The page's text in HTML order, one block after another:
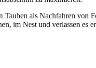
als Nachfahren von
im Nest und verlassen es